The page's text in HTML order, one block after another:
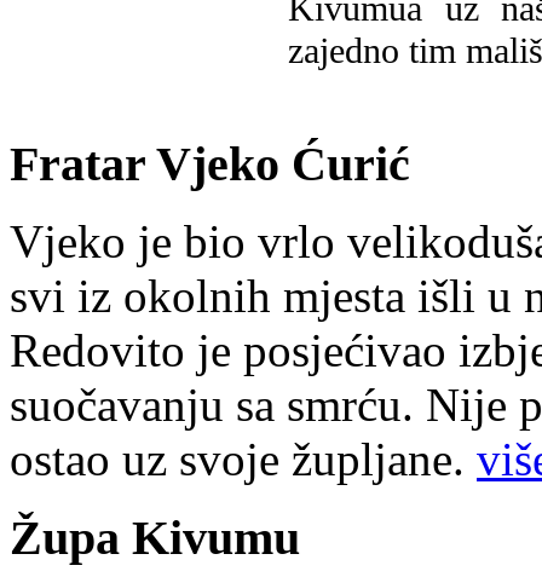
Kivumua uz
zajedno tim
Fratar Vjeko Ćurić
Vjeko je bio vrlo
svi iz okolnih mjesta išli u
Redovito je posjećivao
suočavanju sa smrću. Nije
ostao uz svoje župljane.
Župa Kivumu